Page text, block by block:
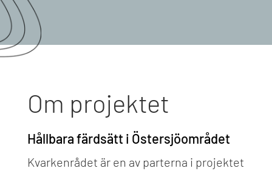
Om projektet
Hållbara färdsätt i Östersjöområdet
Kvarkenrådet är en av parterna i projektet